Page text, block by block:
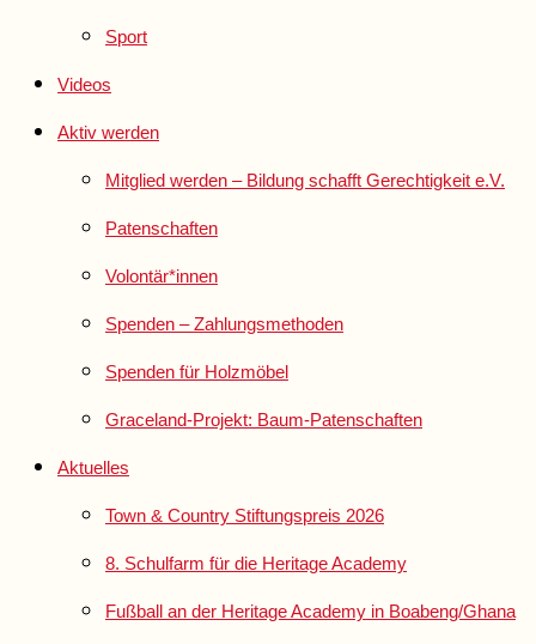
Sport
Videos
Aktiv werden
Mitglied werden – Bildung schafft Gerechtigkeit e.V.
Patenschaften
Volontär*innen
Spenden – Zahlungsmethoden
Spenden für Holzmöbel
Graceland-Projekt: Baum-Patenschaften
Aktuelles
Town & Country Stiftungspreis 2026
8. Schulfarm für die Heritage Academy
Fußball an der Heritage Academy in Boabeng/Ghana